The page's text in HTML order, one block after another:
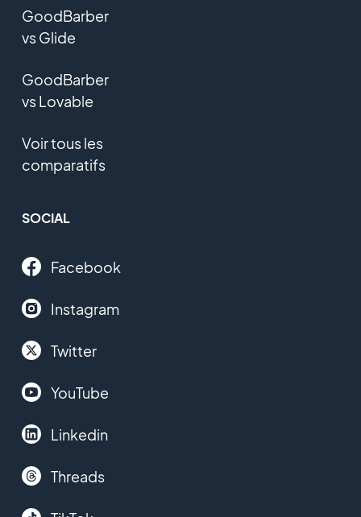
GoodBarber
vs Glide
GoodBarber
vs Lovable
Voir tous les
comparatifs
SOCIAL
Facebook
Instagram
Twitter
YouTube
Linkedin
Threads